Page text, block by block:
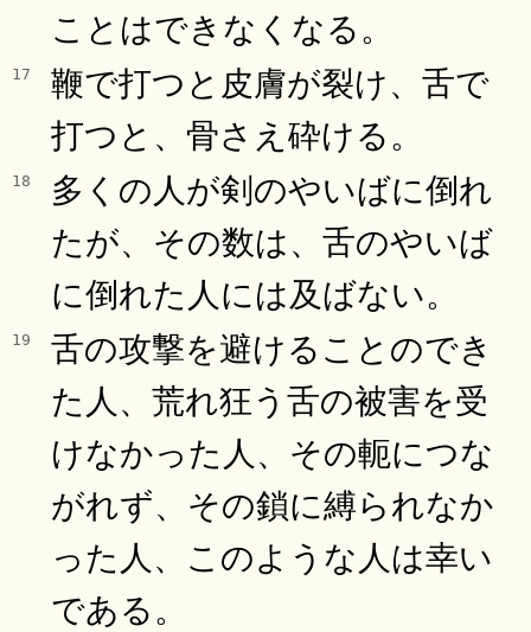
ことはできなくなる。
17
鞭で打つと皮膚が裂け、舌で
打つと、骨さえ砕ける。
18
多くの人が剣のやいばに倒れ
たが、その数は、舌のやいば
に倒れた人には及ばない。
19
舌の攻撃を避けることのでき
た人、荒れ狂う舌の被害を受
けなかった人、その軛につな
がれず、その鎖に縛られなか
った人、このような人は幸い
である。